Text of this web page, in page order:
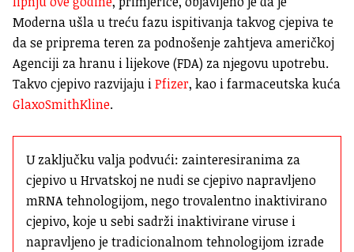
Moderna ušla u treću fazu ispitivanja takvog cjepiva te
da se priprema teren za podnošenje zahtjeva američkoj
Agenciji za hranu i lijekove (FDA) za njegovu upotrebu.
Takvo cjepivo razvijaju iPfizer, kao i farmaceutska kuća
GlaxoSmithKline.
U zaključku valja podvući: zainteresiranima za
cjepivo u Hrvatskoj ne nudi se cjepivo napravljeno
mRNA tehnologijom, nego trovalentno inaktivirano
cjepivo, koje u sebi sadrži inaktivirane viruse i
napravljeno je tradicionalnom tehnologijom izrade